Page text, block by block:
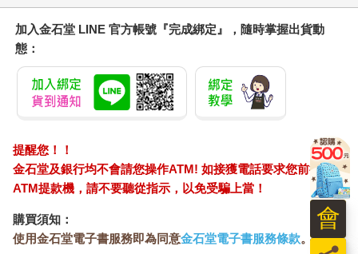
加入金石堂 LINE 官方帳號『完成綁定』，隨時掌握出貨動
態：
提醒您！！
金石堂及銀行均不會請您操作ATM! 如接獲電話要求您前往
ATM提款機，請不要聽從指示，以免受騙上當！
購買須知：
使用金石堂電子書服務即為同意金石堂電子書服務條款。
會